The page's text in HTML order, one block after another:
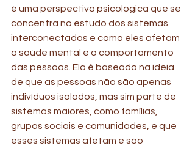
é uma perspectiva psicológica que se
concentra no estudo dos sistemas
interconectados e como eles afetam
a saúde mental e o comportamento
das pessoas. Ela é baseada na ideia
de que as pessoas não são apenas
indivíduos isolados, mas sim parte de
sistemas maiores, como famílias,
grupos sociais e comunidades, e que
esses sistemas afetam e são